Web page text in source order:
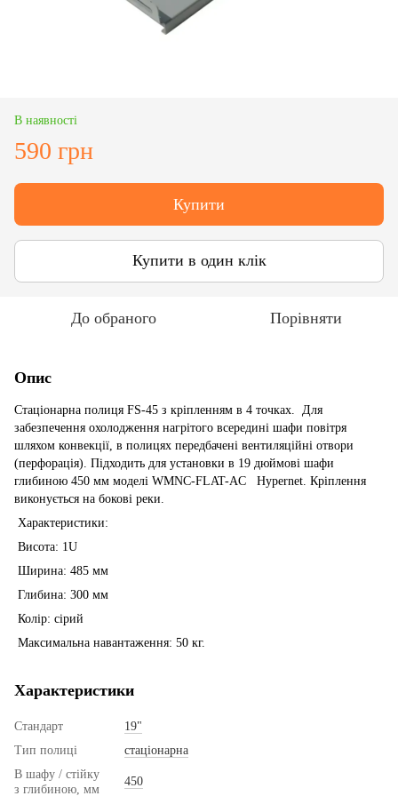
В наявності
590 грн
Купити
Купити в один клік
До обраного Порівняти
Опис
Стаціонарна полиця FS-45 з кріпленням в 4 точках. Для
забезпечення охолодження нагрітого всередині шафи повітря
шляхом конвекції, в полицях передбачені вентиляційні отвори
(перфорація). Підходить для установки в 19 дюймові шафи
глибиною 450 мм моделі WMNC-FLAT-AC Hypernet. Кріплення
виконується на бокові реки.
Характеристики:
Висота: 1U
Ширина: 485 мм
Глибина: 300 мм
Колір: сірий
Максимальна навантаження: 50 кг.
Характеристики
Стандарт
19"
Тип полиці
стаціонарна
В шафу / стійку
з глибиною, мм
450